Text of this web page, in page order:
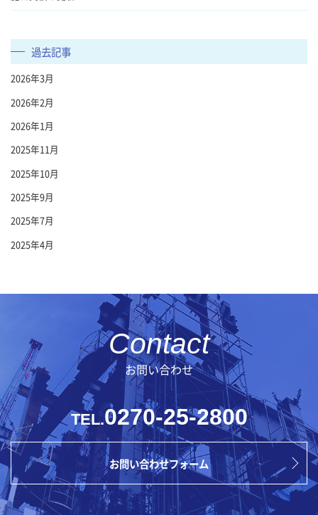
過去記事
2026年3月
2026年2月
2026年1月
2025年11月
2025年10月
2025年9月
2025年7月
2025年4月
お問い合わせ
TEL.0270-25-2800
お問い合わせフォーム